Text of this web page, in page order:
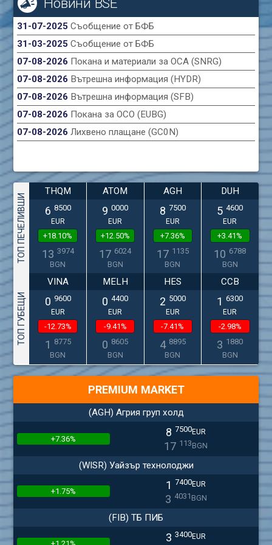
Новини BSE
31-07-2025Съобщение от БФБ
31-03-2025Съобщение от БФБ
07-08-2026 Покана и материали за ОСА (SNRG)
07-08-2026 Вътрешна информация (HYDR)
07-08-2026 Вътрешна информация (SFB)
07-08-2026 Покана за ОСО (EUBG)
07-08-2026Лихвено плащане (GC0N)
ТОП ПЕЧЕЛИВШИ
THQM
6 8500
EUR
+18.10%
13 3974
BGN
ATOM
9 0000
EUR
+12.50%
17 6024
BGN
AGH
8 7500
EUR
+7.36%
17 1135
BGN
DUH
5 4600
EUR
+3.41%
10 6788
BGN
ТОП ГУБЕЩИ
VINA
0 9600
EUR
-12.73%
1 8775
BGN
MELH
0 4400
EUR
-9.41%
0 8605
BGN
HES
2 5000
EUR
-7.41%
4 8895
BGN
CCB
1 6300
EUR
-2.98%
3 1880
BGN
PREMIUM MARKET
(AGH) Агрия груп холд
+7.36% 8 7500EUR
17 113 BGN
(WISR) Уайзър технолоджи
+1.75% 1 7400EUR
3 4031 BGN
(FIB) ТБ ПИБ
3 3400EUR